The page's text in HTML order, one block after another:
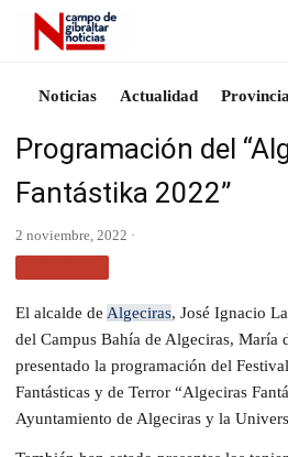
Noticias Actualidad Provincia
Programación del
Fantástika 2022”
2 noviembre, 2022 ·
El alcalde de Algeciras, José Ignacio
del Campus Bahía de Algeciras, María
presentado la programación del
Fantásticas y de Terror “Algeciras
Ayuntamiento de Algeciras y la